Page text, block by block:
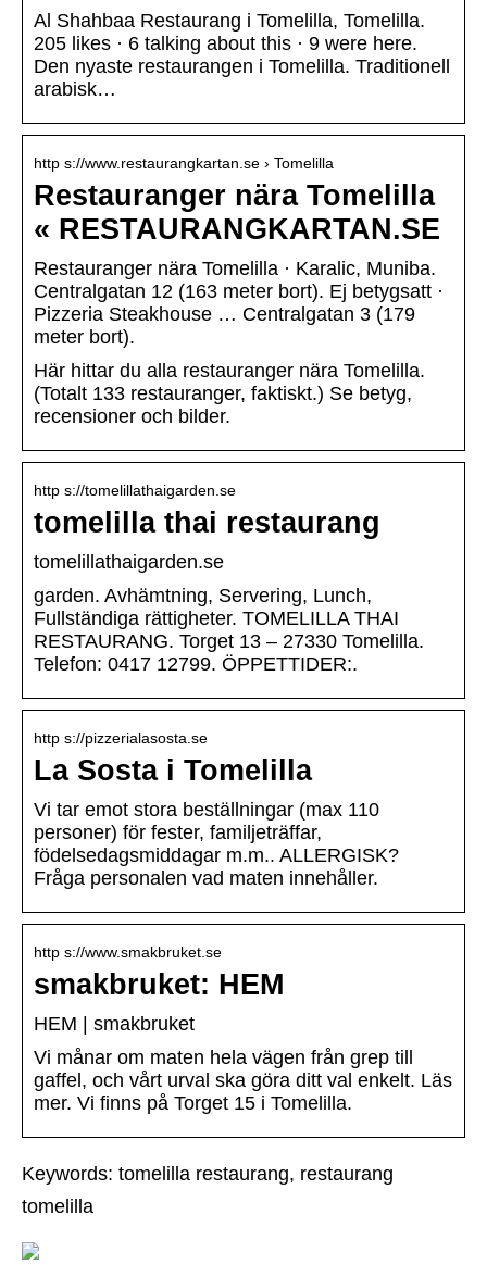
Al Shahbaa Restaurang i Tomelilla, Tomelilla.
205 likes · 6 talking about this · 9 were here.
Den nyaste restaurangen i Tomelilla. Traditionell
arabisk…
http s://www.restaurangkartan.se › Tomelilla
Restauranger nära Tomelilla
« RESTAURANGKARTAN.SE
Restauranger nära Tomelilla · Karalic, Muniba.
Centralgatan 12 (163 meter bort). Ej betygsatt ·
Pizzeria Steakhouse … Centralgatan 3 (179
meter bort).
Här hittar du alla restauranger nära Tomelilla.
(Totalt 133 restauranger, faktiskt.) Se betyg,
recensioner och bilder.
http s://tomelillathaigarden.se
tomelilla thai restaurang
tomelillathaigarden.se
garden. Avhämtning, Servering, Lunch,
Fullständiga rättigheter. TOMELILLA THAI
RESTAURANG. Torget 13 – 27330 Tomelilla.
Telefon: 0417 12799. ÖPPETTIDER:.
http s://pizzerialasosta.se
La Sosta i Tomelilla
Vi tar emot stora beställningar (max 110
personer) för fester, familjeträffar,
födelsedagsmiddagar m.m.. ALLERGISK?
Fråga personalen vad maten innehåller.
http s://www.smakbruket.se
smakbruket: HEM
HEM | smakbruket
Vi månar om maten hela vägen från grep till
gaffel, och vårt urval ska göra ditt val enkelt. Läs
mer. Vi finns på Torget 15 i Tomelilla.
Keywords: tomelilla restaurang, restaurang
tomelilla